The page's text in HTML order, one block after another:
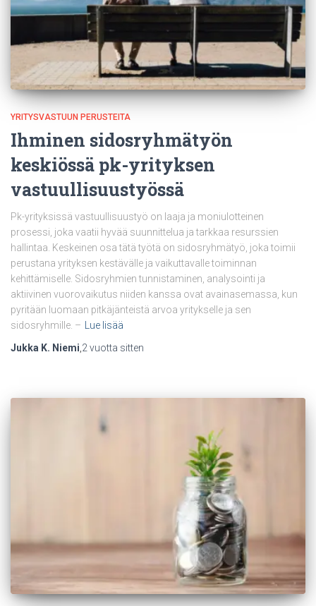
YRITYSVASTUUN PERUSTEITA
Ihminen sidosryhmätyön
keskiössä pk-yrityksen
vastuullisuustyössä
Pk-yrityksissä vastuullisuustyö on laaja ja moniulotteinen
prosessi, joka vaatii hyvää suunnittelua ja tarkkaa resurssien
hallintaa. Keskeinen osa tätä työtä on sidosryhmätyö, joka toimii
perustana yrityksen kestävälle ja vaikuttavalle toiminnan
kehittämiselle. Sidosryhmien tunnistaminen, analysointi ja
aktiivinen vuorovaikutus niiden kanssa ovat avainasemassa, kun
pyritään luomaan pitkäjänteistä arvoa yritykselle ja sen
sidosryhmille. –
Lue lisää
Jukka K. Niemi 2 vuotta sitten